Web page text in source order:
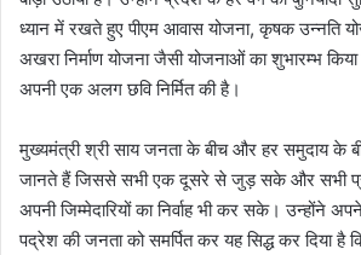
ध्यान में रखते हुए पीएम आवास योजना, कृषक उन्नति
अखरा निर्माण योजना जैसी योजनाओं का शुभारम्भ
अपनी एक अलग छवि निर्मित की है।
मुख्यमंत्री श्री साय जनता के बीच और हर समुदाय के
जानते हैं जिससे सभी एक दूसरे से जुड़ सके और सभी
अपनी जिम्मेदारियों का निर्वाह भी कर सके। उन्होंने
पद्रेश की जनता को समर्पित कर यह सिद्ध कर दिया